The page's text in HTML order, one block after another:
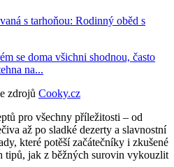
s tarhoňou: Rodinný oběd s
se doma všichni shodnou, často
na...
zdrojů Cooky.cz
pro všechny příležitosti – od
až po sladké dezerty a slavnostní
které potěší začátečníky i zkušené
tipů, jak z běžných surovin vykouzlit